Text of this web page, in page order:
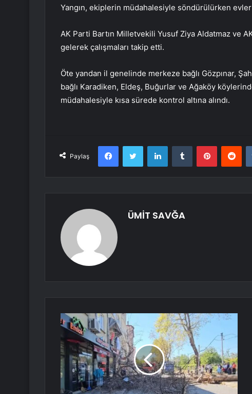
Yangın, ekiplerin müdahalesiyle söndürülürken
AK Parti Bartın Milletvekili Yusuf Ziya Aldatmaz ve
gelerek çalışmaları takip etti.
Öte yandan il genelinde merkeze bağlı Gözpınar,
bağlı Karadiken, Eldeş, Buğurlar ve Ağaköy
müdahalesiyle kısa sürede kontrol altına alındı.
Paylaş
FacebookTwitter LinkedInTumblr Pinterest
ÜMİT SAVĞA